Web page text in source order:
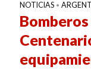
NOTICIAS •